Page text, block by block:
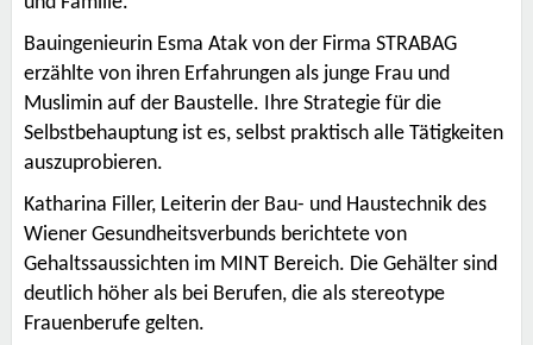
Bauingenieurin Esma Atak von der Firma STRABAG
erzählte von ihren Erfahrungen als junge Frau und
Muslimin auf der Baustelle. Ihre Strategie für die
Selbstbehauptung ist es, selbst praktisch alle Tätigkeiten
auszuprobieren.
Katharina Filler, Leiterin der Bau- und Haustechnik des
Wiener Gesundheitsverbunds berichtete von
Gehaltssaussichten im MINT Bereich. Die Gehälter sind
deutlich höher als bei Berufen, die als stereotype
Frauenberufe gelten.